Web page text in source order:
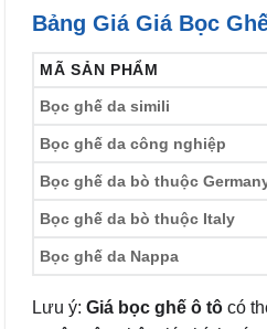
Bảng Giá Giá Bọc
MÃ SẢN PHẨM
Bọc ghế da simili
Bọc ghế da công nghiệp
Bọc ghế da bò thuộc
Bọc ghế da bò thuộc Italy
Bọc ghế da Nappa
Lưu ý: Giá bọc ghế ô tô có